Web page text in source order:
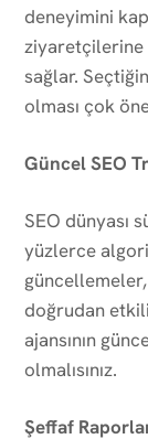
deneyimini
ziyaretçilerine
sağlar.
olması çok
Güncel SEO
SEO dünyası
yüzlerce
doğrudan
ajansının
olmalısınız.
Şeffaf